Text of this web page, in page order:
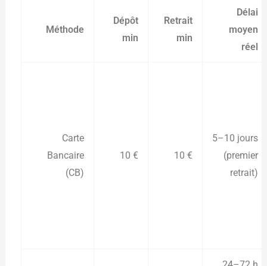
Méthode
Dépôt
min
Retrait
min
Délai
moyen
réel
Carte
Bancaire
(CB)
10 € 10 €
5–10 jours
(premier
retrait)